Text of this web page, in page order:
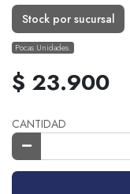
Stock por sucursal
Pocas Unidades.
$ 23.900
CANTIDAD